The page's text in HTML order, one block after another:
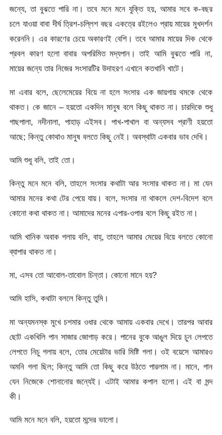
জন্যে, তা বুঝতে পারি না। তবে মনে মনে যুক্তি হয়, আমার সবে ক-বছর
চলে যাওয়া বাবা দীর্ঘ ত্রিশ-চল্লিশ বছর একত্রে রইলেও প্রায় মায়ের মুখদর্শন
করেননি। এর কারণের চেয়ে অকারণই বেশি। তবে আমার মায়ের দিক থেকে
প্রবল কারণ হলো বাবার অপরিমিত মদ্যপান। তাই আমি বুঝতে পারি না,
মায়ের জন্যে তার নিজের সংসারটির উদাহরণ এখানে কতখানি খাটে।
মা এবার বলে, ছেলেমেয়ের বিয়ে না হলে সংসার এক জায়গায় থমকে থেকে
থাকত। কে জানে – হয়তো একদিন মানুষ বলে কিছু থাকত না। চারদিকে শুধু
গাছপালা, নদীনালা, পাহাড় এইসব। পাখ-পাখাল বা অন্যসব প্রাণী হয়তো
আছে; কিন্তু কোথাও মানুষ বলতে কিছু নেই। অবস্থাটা একবার ভাব দেখি।
আমি শুধু বলি, তাই তো।
কিন্তু মনে মনে বলি, তাহলে সংসার কথাটা আর সংসার থাকত না। মা যেন
আমার মনের কথা টের পেয়ে যায়। বলে, সংসার না থাকলে দেশ-বিদেশ বলে
কোনো কথা থাকত না। আমাদের মনের এপার-ওপার বলে কিছু রইত না।
আমি খানিক অবাক গলায় বলি, বাহ্, তাহলে আমার মেয়ের বিয়ে বলতে কোনো
ব্যাপার থাকত না।
মা, এসব তো আবোল-তাবোল চিন্তা। কোনো মানে হয়?
আমি হাসি, কথাটা বললে কিন্তু তুমি।
মা অন্যমনস্ক মুখে চশমার ওধার থেকে আমায় একবার দেখে। তারপর আবার
ছোট একখিলি পান সাজার জোগাড় করে। পানের বুকে আঙুল দিয়ে চুন লেপতে
লেপতে নিচু গলায় বলে, তোর মেয়েটার ভারি মিষ্টি গলা। ওই বয়েসে আমারও
অমনি গলা ছিল; কিন্তু আমি তো কিছু করে উঠতে পারলাম না। মানে, গান
যেন নিজেকে শোনানোর জন্যেই। এটাই আমার কপাল হলো। এই বা মন্দ
কী।
আমি মনে মনে বলি, হয়তো মন্দের ভালো।